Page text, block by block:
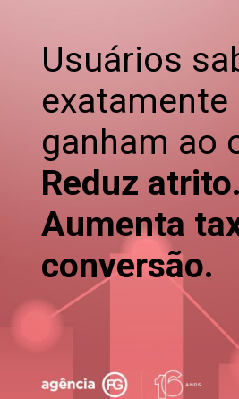
Usuários
exatamente
ganham ao
Reduz atrito.
Aumenta
conversão.